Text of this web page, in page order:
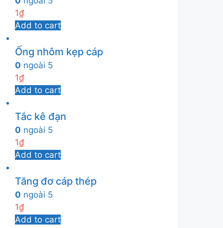
1₫
Add to cart
Ống nhôm kẹp cáp
0 ngoài 5
1₫
Add to cart
Tắc kê đạn
0 ngoài 5
1₫
Add to cart
Tăng đơ cáp thép
0 ngoài 5
1₫
Add to cart